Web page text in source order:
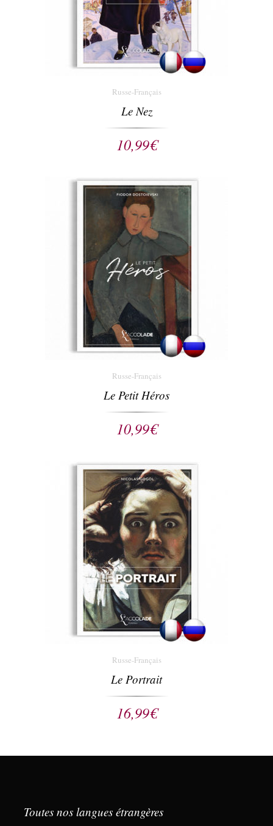
Russe-Français
Le Nez
10,99€
Russe-Français
Le Petit Héros
10,99€
Russe-Français
Le Portrait
16,99€
Toutes nos langues étrangères